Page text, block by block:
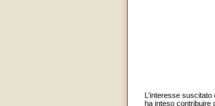
L’interesse
ha inteso contribuire